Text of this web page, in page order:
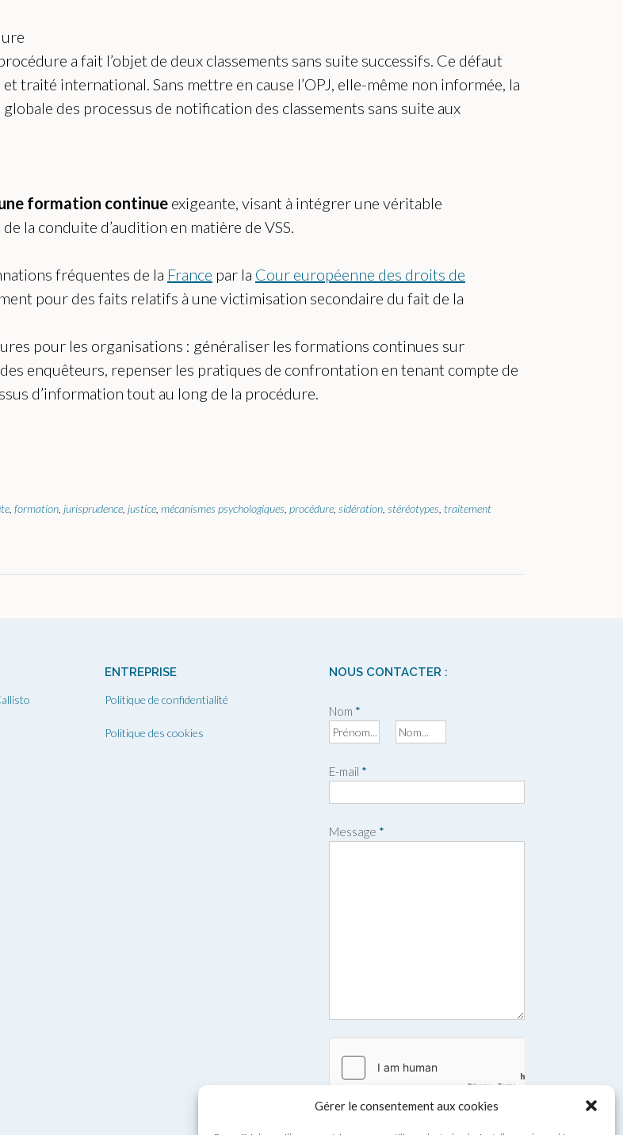
Gérer le consentement aux cookies
a fait l’objet de deux classements sans suite successifs. Ce défaut
traité international. Sans mettre en cause l’OPJ, elle-même non informée, la
des processus de notification des classements sans suite aux
formation continue exigeante, visant à intégrer une véritable
de la conduite d’audition en matière de VSS.
fréquentes de la France par la Cour européenne des droits de
pour des faits relatifs à une victimisation secondaire du fait de la
pour les organisations : généraliser les formations continues sur
enquêteurs, repenser les pratiques de confrontation en tenant compte de
d’information tout au long de la procédure.
formation jurisprudence justice mécanismes psychologiques procédure sidération stéréotypes traitement
ENTREPRISE
Politique de confidentialité
Politique des cookies
NOUS CONTACTER :
Nom *
é
o
E-mail *
Message *